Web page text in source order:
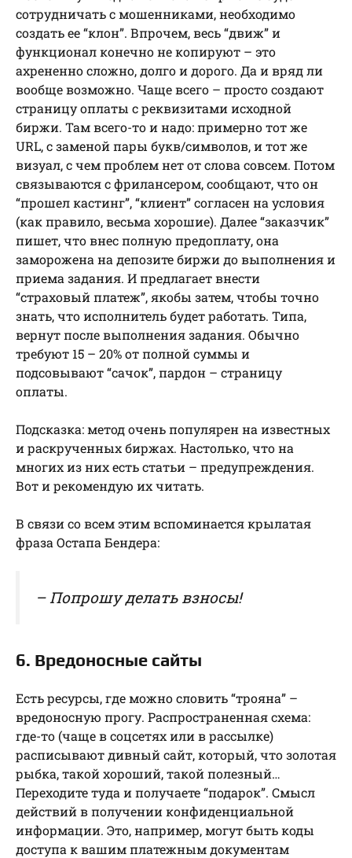
сотрудничать с мошенниками, необходимо
создать ее “клон”. Впрочем, весь “движ” и
функционал конечно не копируют – это
ахрененно сложно, долго и дорого. Да и вряд ли
вообще возможно. Чаще всего – просто создают
страницу оплаты с реквизитами исходной
биржи. Там всего-то и надо: примерно тот же
URL, с заменой пары букв/символов, и тот же
визуал, с чем проблем нет от слова совсем. Потом
связываются с фрилансером, сообщают, что он
“прошел кастинг”, “клиент” согласен на условия
(как правило, весьма хорошие). Далее “заказчик”
пишет, что внес полную предоплату, она
заморожена на депозите биржи до выполнения и
приема задания. И предлагает внести
“страховый платеж”, якобы затем, чтобы точно
знать, что исполнитель будет работать. Типа,
вернут после выполнения задания. Обычно
требуют 15 – 20% от полной суммы и
подсовывают “сачок”, пардон – страницу
оплаты.
Подсказка: метод очень популярен на известных
и раскрученных биржах. Настолько, что на
многих из них есть статьи – предупреждения.
Вот и рекомендую их читать.
В связи со всем этим вспоминается крылатая
фраза Остапа Бендера:
– Попрошу делать взносы!
6. Вредоносные сайты
Есть ресурсы, где можно словить “трояна” –
вредоносную прогу. Распространенная схема:
где-то (чаще в соцсетях или в рассылке)
расписывают дивный сайт, который, что золотая
рыбка, такой хороший, такой полезный…
Переходите туда и получаете “подарок”. Смысл
действий в получении конфиденциальной
информации. Это, например, могут быть коды
доступа к вашим платежным документам